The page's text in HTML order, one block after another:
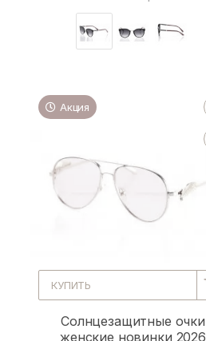
Акция
КУПИТЬ
Солнцезащитные очки
женские новинки 2026